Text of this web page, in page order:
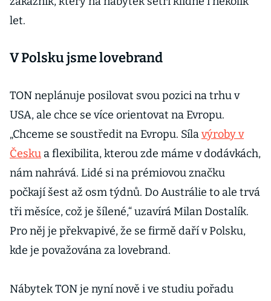
let.
V Polsku jsme lovebrand
TON neplánuje posilovat svou pozici na trhu v
USA, ale chce se více orientovat na Evropu.
„Chceme se soustředit na Evropu. Sílavýroby v
Česku a flexibilita, kterou zde máme v dodávkách,
nám nahrává. Lidé si na prémiovou značku
počkají šest až osm týdnů. Do Austrálie to ale trvá
tři měsíce, což je šílené,“ uzavírá Milan Dostalík.
Pro něj je překvapivé, že se firmě daří v Polsku,
kde je považována za lovebrand.
Nábytek TON je nyní nově i ve studiu pořadu